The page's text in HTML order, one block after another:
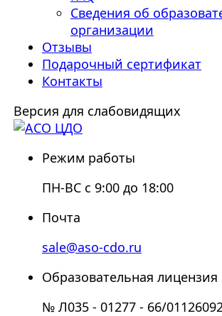
Сведения об
организации
Отзывы
Подарочный сертификат
Контакты
Версия для слабовидящих
Режим работы
ПН-ВС с 9:00 до 18:00
Почта
sale@aso-cdo.ru
Образовательная лицензия
№ Л035 - 01277 - 66/